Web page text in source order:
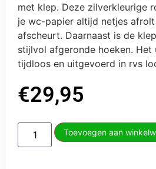
met klep. Deze zilverkleurige
je wc-papier altijd netjes
afscheurt. Daarnaast is de
stijlvol afgeronde hoeken. Het
tijdloos en uitgevoerd in rvs
€29,95
Toevoegen aan